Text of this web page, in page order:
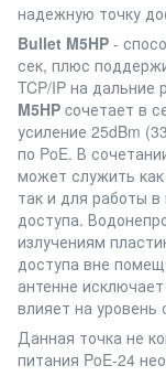
надежную точку
Bullet M5HP -
сек, плюс
TCP/IP на дальние
M5HP cочетает в
усиление 25dBm
по PoE. В
может служить как
так и для работы в
доступа.
излучениям
доступа вне
антенне
влияет на уровень
Данная точка не
питания PoE-24